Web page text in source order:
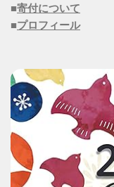
■寄付について
■プロフィール